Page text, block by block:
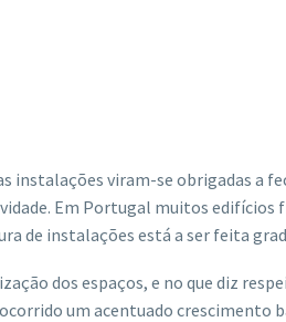
instalações viram-se obrigadas a
Em Portugal muitos edifícios
de instalações está a ser feita
dos espaços, e no que diz
um acentuado crescimento